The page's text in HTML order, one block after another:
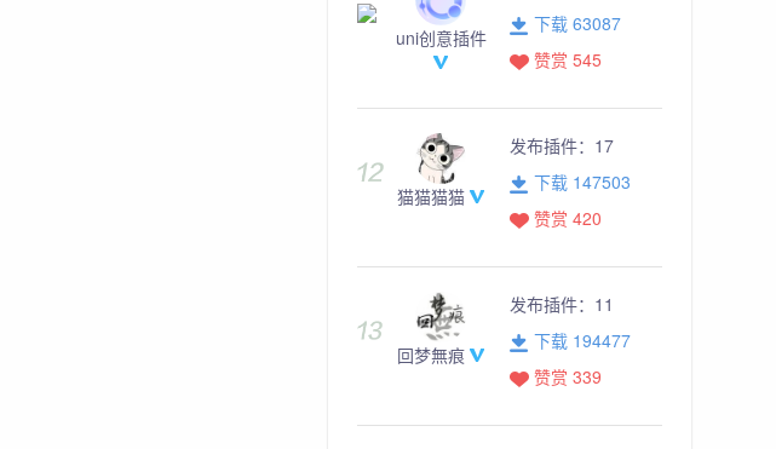
uni创意插件
下载 63087
赞赏 545
猫猫猫猫
发布插件： 17
下载 147503
赞赏 420
回梦無痕
发布插件： 11
下载 194477
赞赏 339